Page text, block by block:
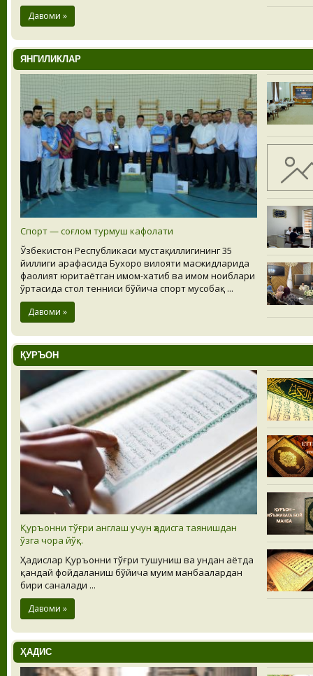
Давоми »
ЯНГИЛИКЛАР
Спорт — соғлом турмуш кафолати
Ўзбекистон Республикаси мустақиллигининг 35
йиллиги арафасида Бухоро вилояти масжидларида
фаолият юритаётган имом-хатиб ва имом ноиблари
ўртасида стол тенниси бўйича спорт мусобақ ...
Давоми »
ҚУРЪОН
Қуръонни тўғри англаш учун ҳадисга таянишдан
ўзга чора йўқ.
Ҳадислар Қуръонни тўғри тушуниш ва ундан ҳаётда
қандай фойдаланиш бўйича муҳим манбаалардан
бири саналади ...
Давоми »
ҲАДИС